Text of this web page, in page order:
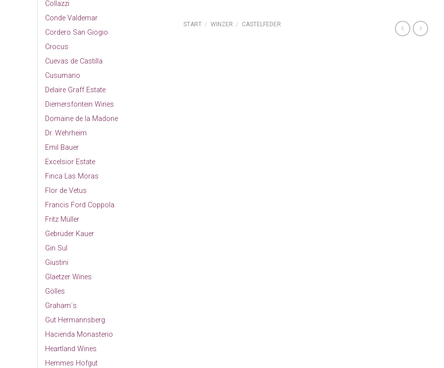
Collazzi
Conde Valdemar
Cordero San Giogio
Crocus
Cuevas de Castilla
Cusumano
Delaire Graff Estate
Diemersfontein Wines
Domaine de la Madone
Dr. Wehrheim
Emil Bauer
Excelsior Estate
Finca Las Moras
Flor de Vetus
Francis Ford Coppola
Fritz Müller
Gebrüder Kauer
Gin Sul
Giustini
Glaetzer Wines
Gölles
Graham´s
Gut Hermannsberg
Hacienda Monasterio
Heartland Wines
Hemmes Hofgut
START / WINZER / CASTELFEDER